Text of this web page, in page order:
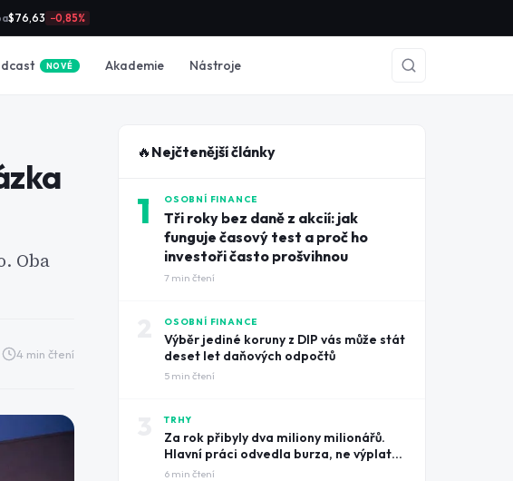
$76,63 −0,85%
NOVÉ Akademie Nástroje
Oba
4 min čtení
🔥 Nejčtenější články
1 OSOBNÍ FINANCE
Tři roky bez daně z akcií: jak
funguje časový test a proč ho
investoři často prošvihnou
7 min čtení
OSOBNÍ FINANCE
Výběr jediné koruny z DIP vás může stát
deset let daňových odpočtů
5 min čtení
TRHY
Za rok přibyly dva miliony milionářů.
Hlavní práci odvedla burza, ne výplatní
pásky
6 min čtení